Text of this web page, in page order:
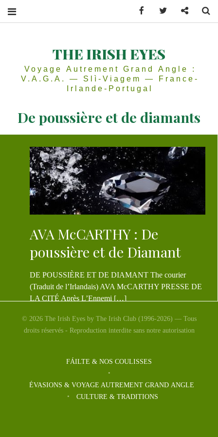
THE IRISH EYES
Voyage Autrement Grand Angle :
V.A.G.A. — Slì-Viagem — France-
Irlande-Portugal
De poussière et de diamants
AVA McCARTHY : De
poussière et de Diamant
DE POUSSIÈRE ET DE DIAMANT The courier
(Traduit de l’Irlandais) AVA McCARTHY PRESSE DE
LA CITÉ Après L’Ennemi […]
© 2026 The Irish Eyes by The Irish Club (1996-2026) — Tous
droits réservés - Reproduction interdite sans notre autorisation
FÁILTE & NOS COULISSES
ÉVASIONS & VOYAGE AUTREMENT GRAND ANGLE
CULTURE & TRADITIONS
Facebook Twitter